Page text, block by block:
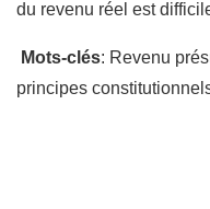
du revenu réel est
Mots-clés: Revenu
principes